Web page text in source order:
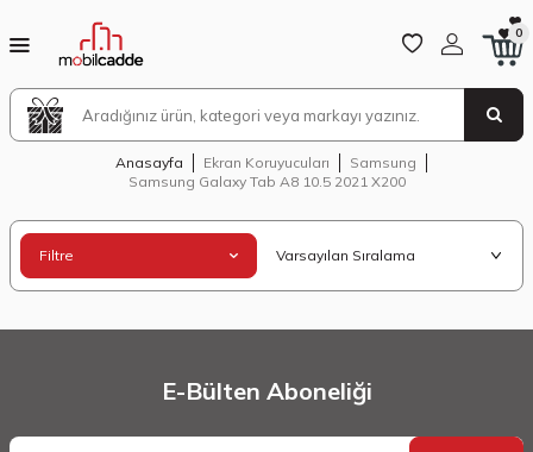
0
Anasayfa Ekran Koruyucuları
Samsung
Samsung Galaxy Tab A8 10.5 2021 X200
Filtre
E-Bülten Aboneliği